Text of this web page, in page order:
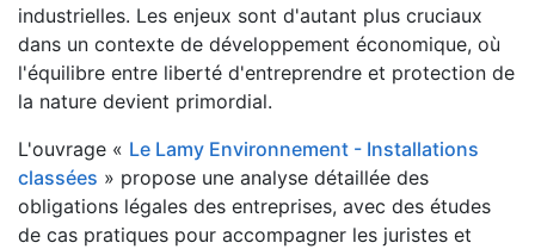
industrielles. Les enjeux sont d'autant plus cruciaux
dans un contexte de développement économique, où
l'équilibre entre liberté d'entreprendre et protection de
la nature devient primordial.
L'ouvrage « Le Lamy Environnement - Installations
classées » propose une analyse détaillée des
obligations légales des entreprises, avec des études
de cas pratiques pour accompagner les juristes et